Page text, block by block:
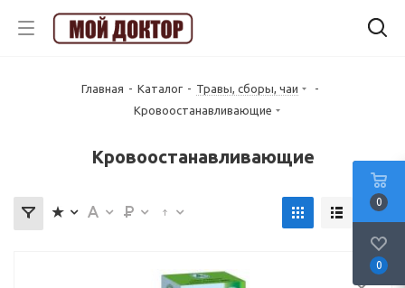
Главная - Каталог - Травы, сборы, чаи
-
Кровоостанавливающие
Кровоостанавливающие
0
0